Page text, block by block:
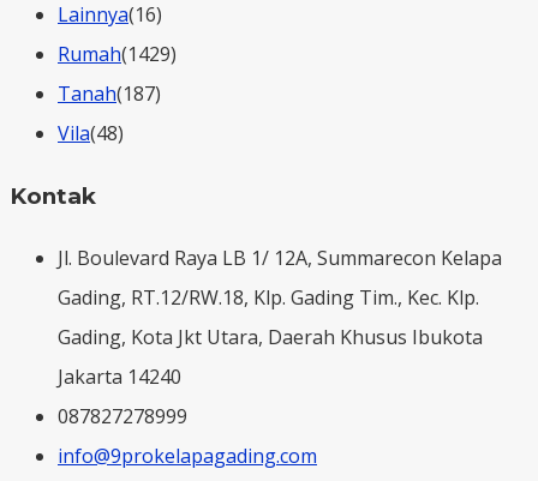
Lainnya(16)
Rumah(1429)
Tanah(187)
Vila(48)
Kontak
Jl. Boulevard Raya LB 1/ 12A, Summarecon Kelapa
Gading, RT.12/RW.18, Klp. Gading Tim., Kec. Klp.
Gading, Kota Jkt Utara, Daerah Khusus Ibukota
Jakarta 14240
087827278999
info@9prokelapagading.com